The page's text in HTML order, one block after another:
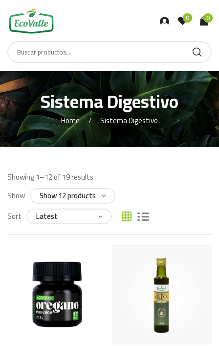
0 0
Sistema Digestivo
Home Sistema Digestivo
Showing 1–12 of 19 results
Show
Sort